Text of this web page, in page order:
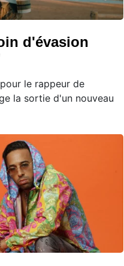
d'évasion
le rappeur de
la sortie d'un nouveau